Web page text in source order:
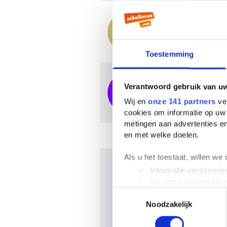
Toestemming
Verantwoord gebruik van
Wij en onze 141 partners
cookies om informatie op
metingen aan advertenties
en met welke doelen.
Als u het toestaat, willen we
Informatie
toestemming op elk
Noodzakelijk
Boekverslag
The black cat
Boekverslag
Wie schreef The black
The black cat werd